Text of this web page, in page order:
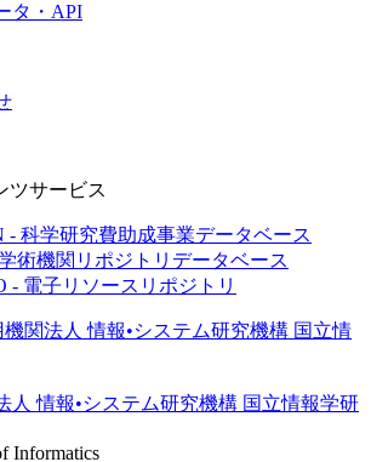
タ・API
ツサービス
- 科学研究費助成事業データベース
術機関リポジトリデータベース
- 電子リソースリポジトリ
人 情報•システム研究機構 国立情報学研
Informatics